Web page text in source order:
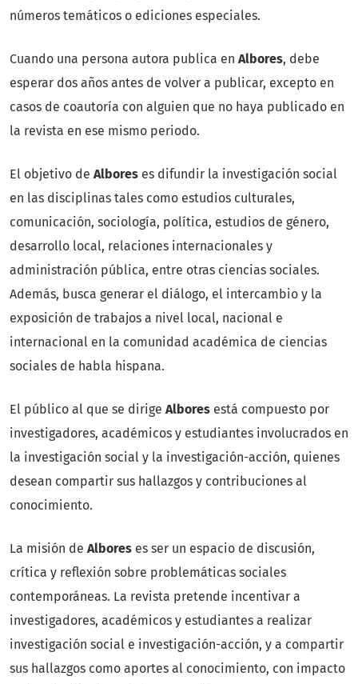
números temáticos o ediciones especiales.
Cuando una persona autora publica en Albores, debe
esperar dos años antes de volver a publicar, excepto en
casos de coautoría con alguien que no haya publicado en
la revista en ese mismo periodo.
El objetivo de Albores es difundir la investigación social
en las disciplinas tales como estudios culturales,
comunicación, sociología, política, estudios de género,
desarrollo local, relaciones internacionales y
administración pública, entre otras ciencias sociales.
Además, busca generar el diálogo, el intercambio y la
exposición de trabajos a nivel local, nacional e
internacional en la comunidad académica de ciencias
sociales de habla hispana.
El público al que se dirige Albores está compuesto por
investigadores, académicos y estudiantes involucrados en
la investigación social y la investigación-acción, quienes
desean compartir sus hallazgos y contribuciones al
conocimiento.
La misión de Albores es ser un espacio de discusión,
crítica y reflexión sobre problemáticas sociales
contemporáneas. La revista pretende incentivar a
investigadores, académicos y estudiantes a realizar
investigación social e investigación-acción, y a compartir
sus hallazgos como aportes al conocimiento, con impacto